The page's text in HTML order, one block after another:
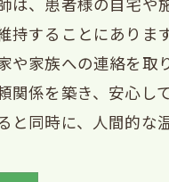
持することにありま
や家族への連絡を取
関係を築き、安心し
と同時に、人間的な